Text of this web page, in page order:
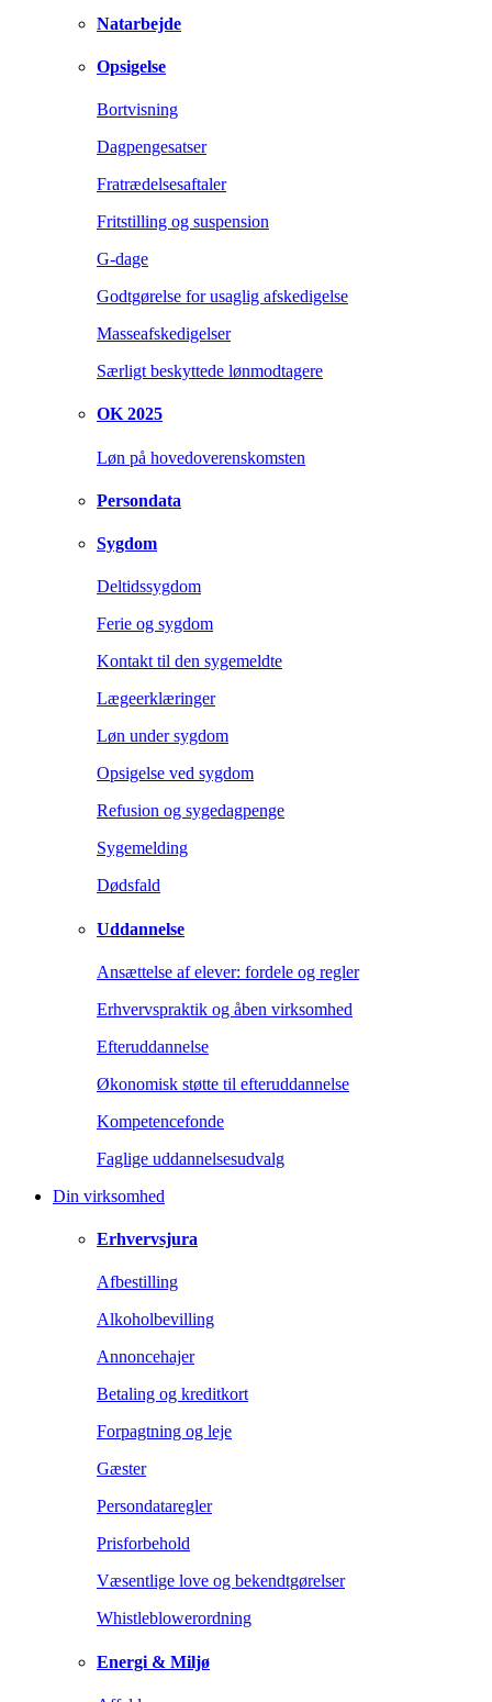
Natarbejde
Opsigelse
Bortvisning
Dagpengesatser
Fratrædelsesaftaler
Fritstilling og suspension
G-dage
Godtgørelse for usaglig afskedigelse
Masseafskedigelser
Særligt beskyttede lønmodtagere
OK 2025
Løn på hovedoverenskomsten
Persondata
Sygdom
Deltidssygdom
Ferie og sygdom
Kontakt til den sygemeldte
Lægeerklæringer
Løn under sygdom
Opsigelse ved sygdom
Refusion og sygedagpenge
Sygemelding
Dødsfald
Uddannelse
Ansættelse af elever: fordele og regler
Erhvervspraktik og åben virksomhed
Efteruddannelse
Økonomisk støtte til efteruddannelse
Kompetencefonde
Faglige uddannelsesudvalg
Din virksomhed
Erhvervsjura
Afbestilling
Alkoholbevilling
Annoncehajer
Betaling og kreditkort
Forpagtning og leje
Gæster
Persondataregler
Prisforbehold
Væsentlige love og bekendtgørelser
Whistleblowerordning
Energi & Miljø